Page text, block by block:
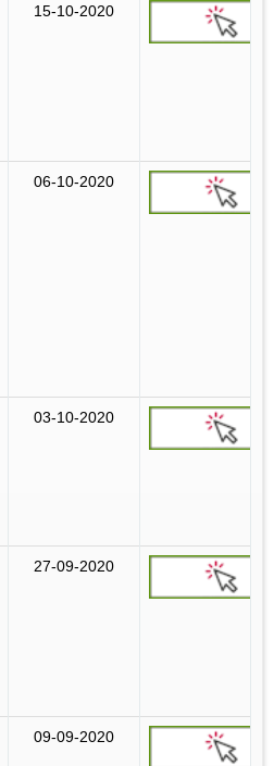
15-10-2020
06-10-2020
03-10-2020
27-09-2020
09-09-2020